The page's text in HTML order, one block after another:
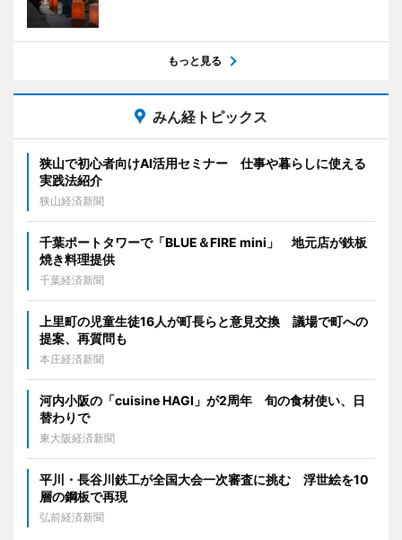
もっと見る
みん経トピックス
狭山で初心者向けAI活用セミナー 仕事や暮らしに使える
実践法紹介
狭山経済新聞
千葉ポートタワーで「BLUE＆FIRE mini」 地元店が鉄板
焼き料理提供
千葉経済新聞
上里町の児童生徒16人が町長らと意見交換 議場で町への
提案、再質問も
本庄経済新聞
河内小阪の「cuisine HAGI」が2周年 旬の食材使い、日
替わりで
東大阪経済新聞
平川・長谷川鉄工が全国大会一次審査に挑む 浮世絵を10
層の鋼板で再現
弘前経済新聞